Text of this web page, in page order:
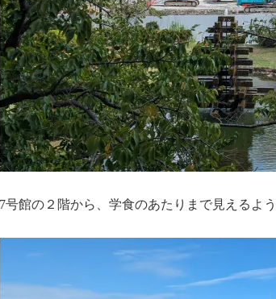
7号館の２階から、学食のあたりまで見えるよ